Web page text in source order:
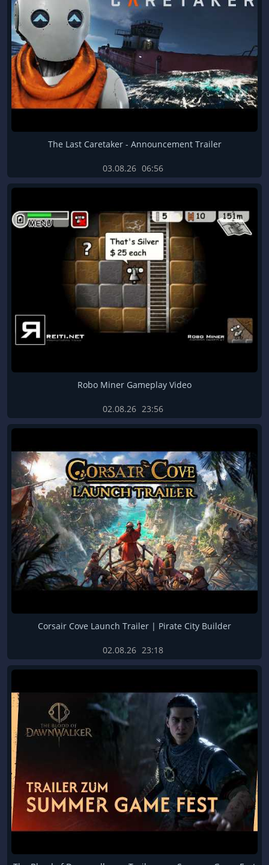
The Last Caretaker - Announcement Trailer
03.08.26 06:56
Robo Miner Gameplay Video
02.08.26 23:56
Corsair Cove Launch Trailer | Pirate City Builder
02.08.26 23:18